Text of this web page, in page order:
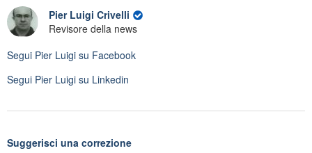
Pier Luigi Crivelli
Revisore della news
Segui Pier Luigi su Facebook
Segui Pier Luigi su Linkedin
Suggerisci una correzione